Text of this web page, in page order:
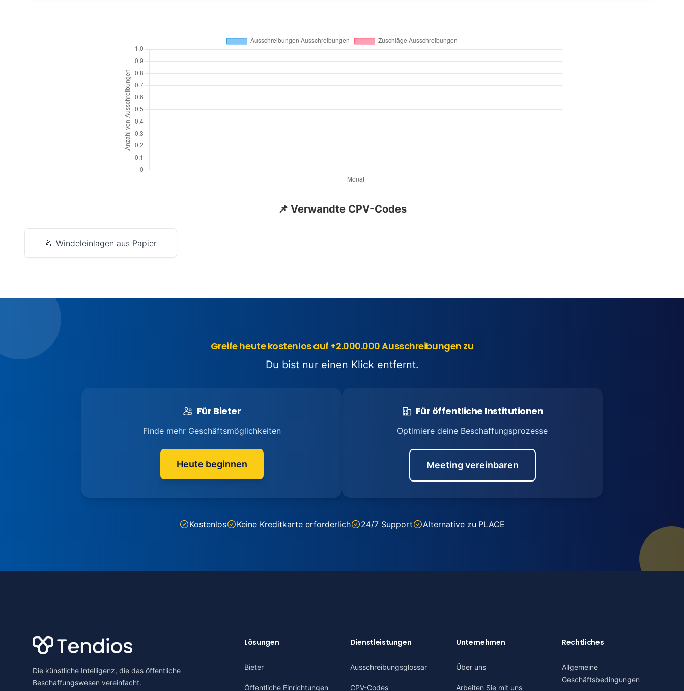
📌 Verwandte CPV-Codes
📂 Windeleinlagen aus Papier
Greife heute kostenlos auf +2.000.000 Ausschreibungen zu
Du bist nur einen Klick entfernt.
Für Bieter
Finde mehr Geschäftsmöglichkeiten
Heute beginnen
Für öffentliche Institutionen
Optimiere deine Beschaffungsprozesse
Meeting vereinbaren
Kostenlos Keine Kreditkarte erforderlich 24/7 Support Alternative zu PLACE
Die künstliche Intelligenz, die das öffentliche
Beschaffungswesen vereinfacht.
Lösungen
Bieter
Öffentliche Einrichtungen
Dienstleistungen
Ausschreibungsglossar
CPV-Codes
Unternehmen
Über uns
Arbeiten Sie mit uns
Rechtliches
Allgemeine
Geschäftsbedingungen